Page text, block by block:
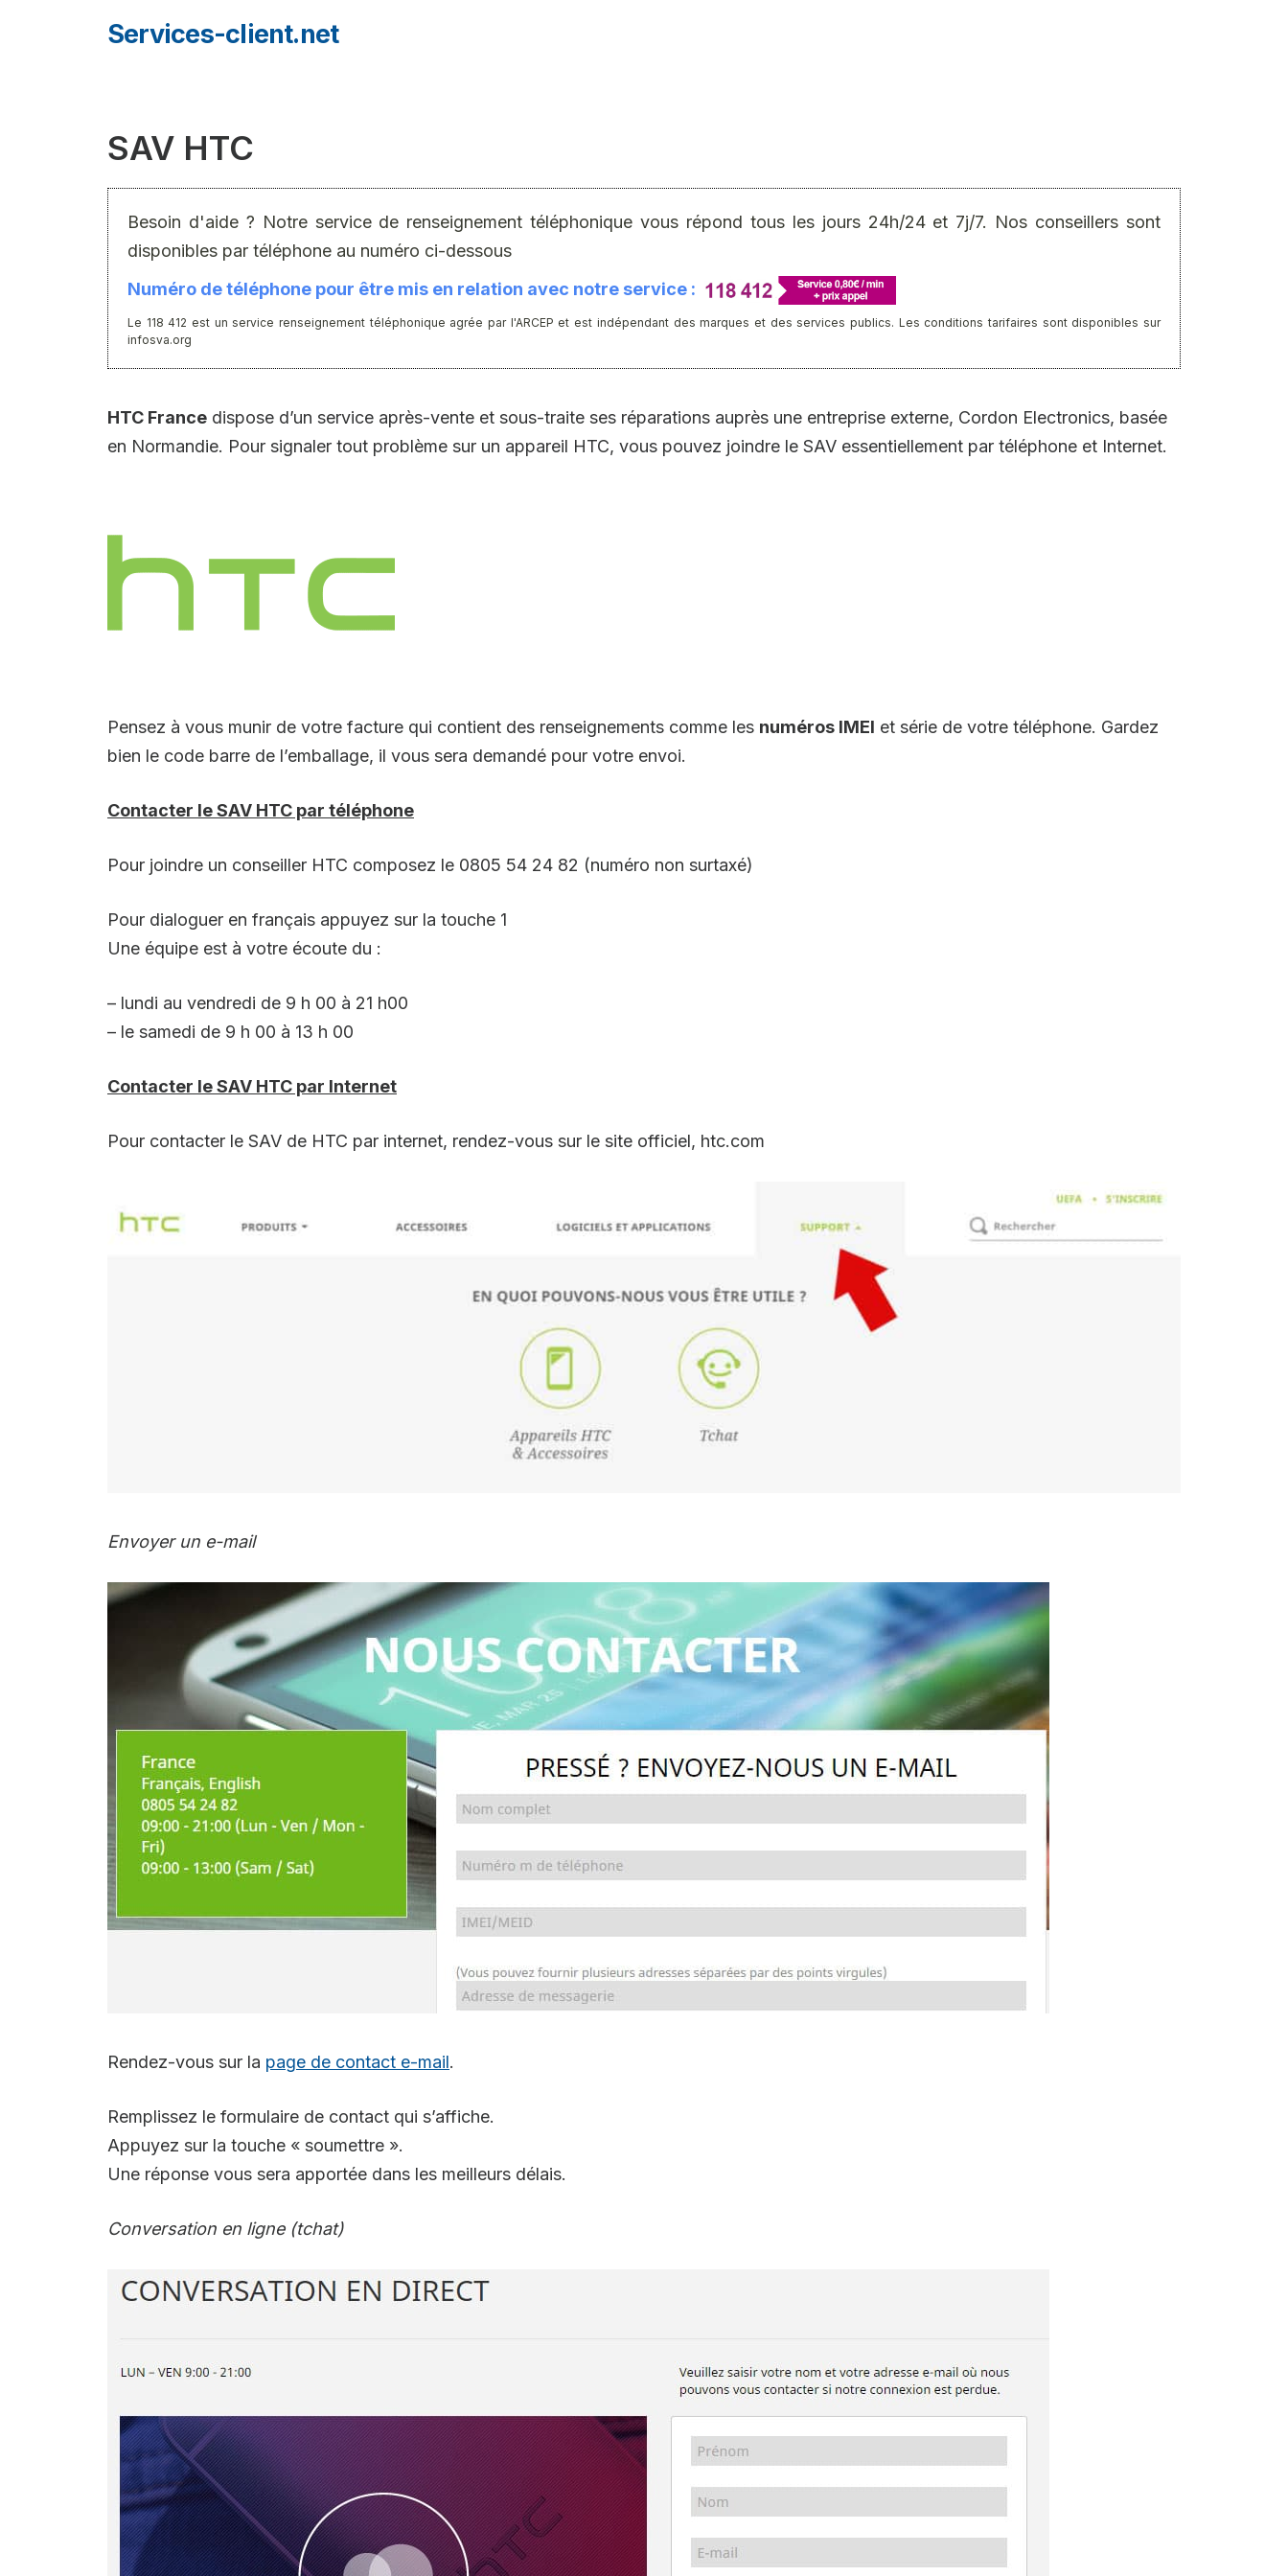
Services-client.net
SAV HTC
Besoin d'aide ? Notre service de renseignement téléphonique vous répond tous les jours 24h/24 et 7j/7. Nos conseillers sont
disponibles par téléphone au numéro ci-dessous
Numéro de téléphone pour être mis en relation avec notre service :
Le 118 412 est un service renseignement téléphonique agrée par l'ARCEP et est indépendant des marques et des services publics. Les conditions tarifaires sont disponibles sur
infosva.org
HTC France dispose d’un service après-vente et sous-traite ses réparations auprès une entreprise externe, Cordon Electronics, basée
en Normandie. Pour signaler tout problème sur un appareil HTC, vous pouvez joindre le SAV essentiellement par téléphone et Internet.
Pensez à vous munir de votre facture qui contient des renseignements comme les numéros IMEI et série de votre téléphone. Gardez
bien le code barre de l’emballage, il vous sera demandé pour votre envoi.
Contacter le SAV HTC par téléphone
Pour joindre un conseiller HTC composez le ‎0805 54 24 82‎ (numéro non surtaxé)
Pour dialoguer en français appuyez sur la touche 1
Une équipe est à votre écoute du :
– lundi au vendredi de 9 h 00 à 21 h00
– le samedi de 9 h 00 à 13 h 00
Contacter le SAV HTC par Internet
Pour contacter le SAV de HTC par internet, rendez-vous sur le site officiel, htc.com
Envoyer un e-mail
Rendez-vous sur la page de contact e-mail.
Remplissez le formulaire de contact qui s’affiche.
Appuyez sur la touche « soumettre ».
Une réponse vous sera apportée dans les meilleurs délais.
Conversation en ligne (tchat)